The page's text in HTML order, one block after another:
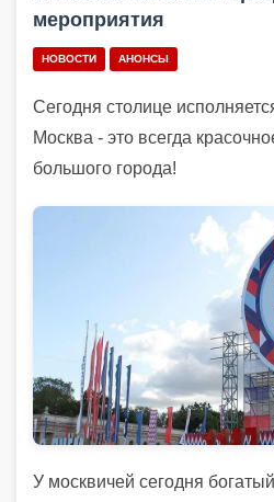
мероприятия
НОВОСТИ АНОНСЫ
Сегодня столице
Москва - это всегда
большого города!
У москвичей сегодня